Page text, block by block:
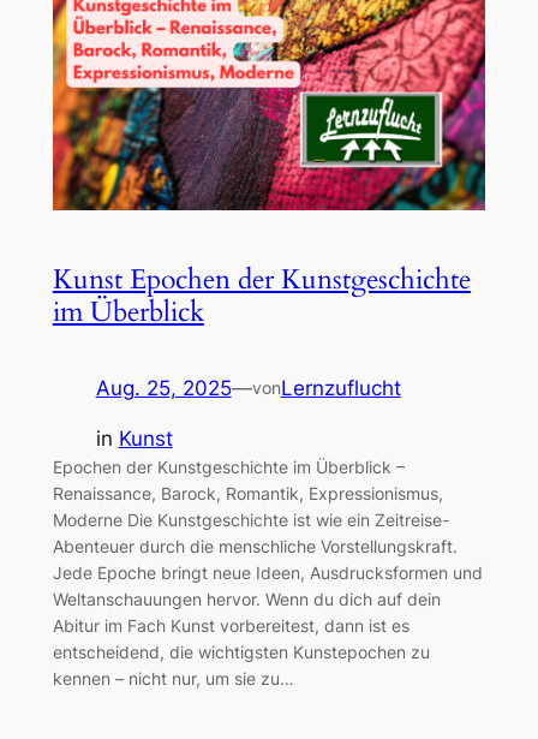
Kunst Epochen der Kunstgeschichte
im Überblick
Aug. 25, 2025—vonLernzuflucht
in Kunst
Epochen der Kunstgeschichte im Überblick –
Renaissance, Barock, Romantik, Expressionismus,
Moderne Die Kunstgeschichte ist wie ein Zeitreise-
Abenteuer durch die menschliche Vorstellungskraft.
Jede Epoche bringt neue Ideen, Ausdrucksformen und
Weltanschauungen hervor. Wenn du dich auf dein
Abitur im Fach Kunst vorbereitest, dann ist es
entscheidend, die wichtigsten Kunstepochen zu
kennen – nicht nur, um sie zu…